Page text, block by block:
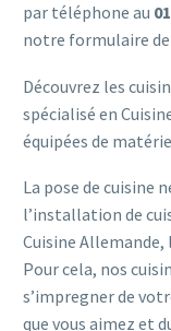
par téléphone au
notre formulaire
Découvrez les
spécialisé en
équipées de
La pose de cuisine
l’installation de
Cuisine Allemande,
Pour cela, nos
s’impregner de
que vous aimez et